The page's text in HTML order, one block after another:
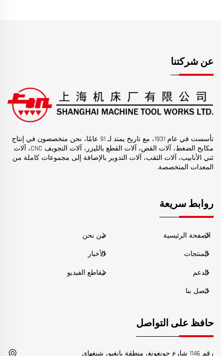
عن شركتنا
تأسست في عام 1931، مع تاريخ يمتد لـ 91 عامًا، نحن متخصصون في إنتاج
مكابح الضغط، آلات القص، آلات القطع بالليزر، آلات التجويف CNC، آلات
ثني الأنابيب، آلات الثقب، آلات التدوير بالإضافة إلى مجموعات كاملة من
المعدات المتخصصة.
روابط سريعة
الصفحة الرئيسية من نحن
المنتجات الأخبار
الدعم مقاطع الفيديو
اتصل بنا
حافظ على التواصل
رقم 1146 شارع جونغونغ، منطقة يانغبو، شنغهاي